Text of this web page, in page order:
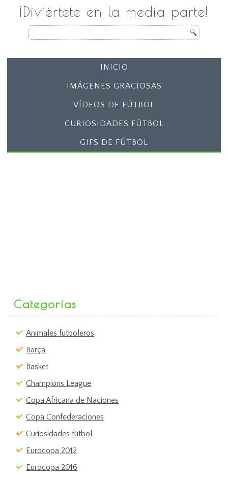
¡Diviértete en la media parte!
INICIO
IMÁGENES GRACIOSAS
VÍDEOS DE FÚTBOL
CURIOSIDADES FÚTBOL
GIFS DE FÚTBOL
Categorías
Animales futboleros
Barça
Basket
Champions League
Copa Africana de Naciones
Copa Confederaciones
Curiosidades fútbol
Eurocopa 2012
Eurocopa 2016